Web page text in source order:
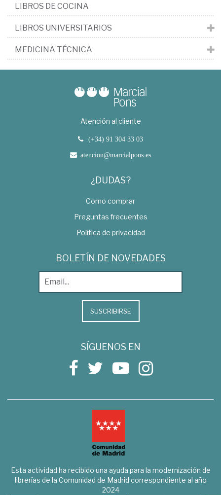
LIBROS DE COCINA
LIBROS UNIVERSITARIOS
MEDICINA TÉCNICA
Atención al cliente
(+34) 91 304 33 03
atencion@marcialpons.es
¿DUDAS?
Como comprar
Preguntas frecuentes
Política de privacidad
BOLETÍN DE NOVEDADES
SUSCRIBIRSE
SÍGUENOS EN
Esta actividad ha recibido una ayuda para la modernización de
librerías de la Comunidad de Madrid correspondiente al año
2024